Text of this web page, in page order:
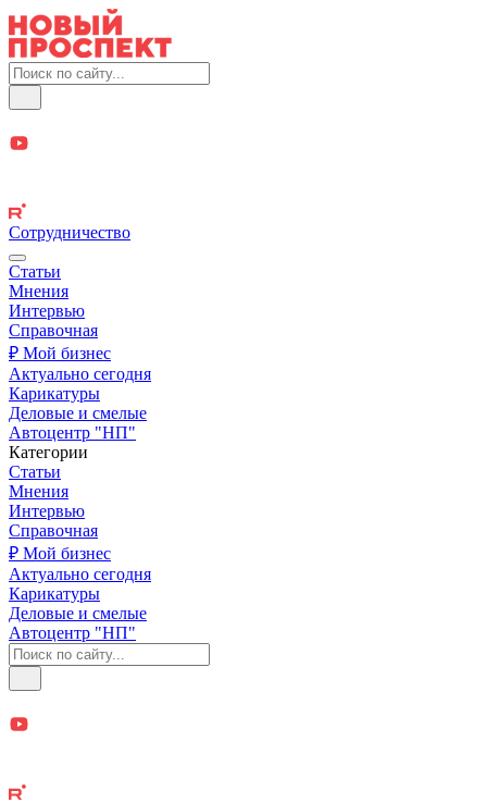
Сотрудничество
Статьи
Мнения
Интервью
Справочная
₽ Мой бизнес
Актуально сегодня
Карикатуры
Деловые и смелые
Автоцентр "НП"
Категории
Статьи
Мнения
Интервью
Справочная
₽ Мой бизнес
Актуально сегодня
Карикатуры
Деловые и смелые
Автоцентр "НП"